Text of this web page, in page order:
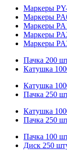
Маркеры
Маркеры
Маркеры
Маркеры
Маркеры
Пачка 200
Катушка
Катушка
Пачка 250
Катушка
Пачка 250
Пачка 100
Диск 250